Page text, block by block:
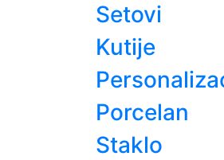
Setovi
Kutije
Porcelan
Staklo